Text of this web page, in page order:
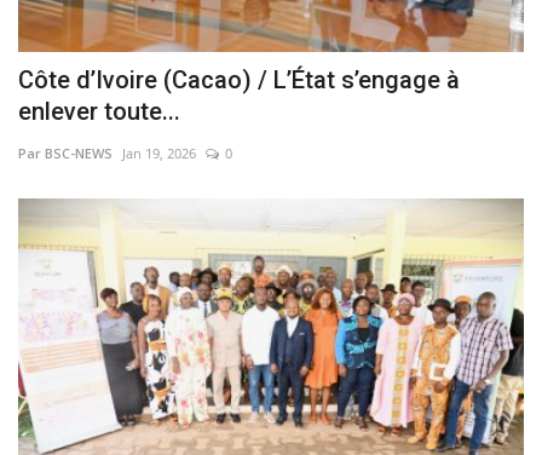
Côte d’Ivoire (Cacao) / L’État s’engage à
enlever toute...
Par BSC-NEWS Jan 19, 2026 0